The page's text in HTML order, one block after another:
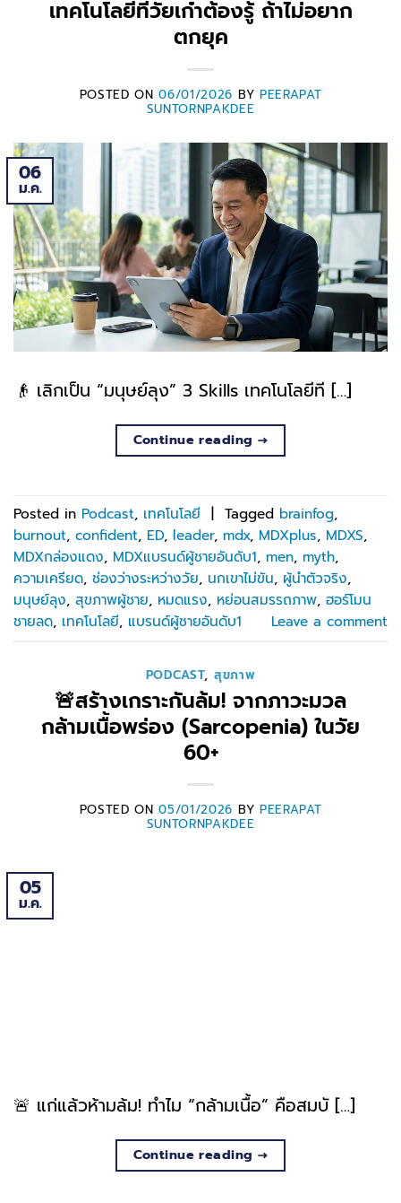
เทคโนโลยีที่วัยเก๋าต้องรู้ ถ้าไม่อยาก
ตกยุค
POSTED ON06/01/2026 BY PEERAPAT
SUNTORNPAKDEE
06
ม.ค.
👴 เลิกเป็น “มนุษย์ลุง” 3 Skills เทคโนโลยีที […]
Continue reading →
Posted in Podcast, เทคโนโลยี | Tagged brainfog,
burnout, confident, ED, leader, mdx, MDXplus, MDXS,
MDXกล่องแดง, MDXแบรนด์ผู้ชายอันดับ1, men, myth,
ความเครียด, ช่องว่างระหว่างวัย, นกเขาไม่ขัน, ผู้นำตัวจริง,
มนุษย์ลุง, สุขภาพผู้ชาย, หมดแรง, หย่อนสมรรถภาพ, ฮอร์โมน
ชายลด, เทคโนโลยี, แบรนด์ผู้ชายอันดับ1 Leave a comment
PODCAST, สุขภาพ
🚨สร้างเกราะกันล้ม! จากภาวะมวล
กล้ามเนื้อพร่อง (Sarcopenia) ในวัย
60+
POSTED ON05/01/2026 BY PEERAPAT
SUNTORNPAKDEE
05
ม.ค.
🚨 แก่แล้วห้ามล้ม! ทำไม “กล้ามเนื้อ” คือสมบั […]
Continue reading →